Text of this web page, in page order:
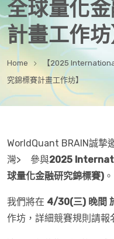
全球量化
計畫工作坊
Home
【2025
究錦標賽計畫工作坊】
WorldQuant BRAIN誠摯
灣> 參與2025
球量化金融研究錦標賽) 。
我們將在 4/30(三) 晚間
作坊，詳細競賽規則請